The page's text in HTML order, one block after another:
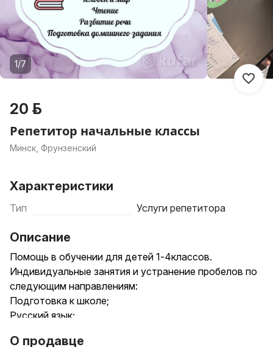
1/7
20 р.
Репетитор начальные классы
Минск, Фрунзенский
Характеристики
Тип Услуги репетитора
Описание
Помощь в обучении для детей 1-4классов.
Индивидуальные занятия и устранение пробелов по
следующим направлениям:
Подготовка к школе;
Русский язык;
Чтение;
О продавце